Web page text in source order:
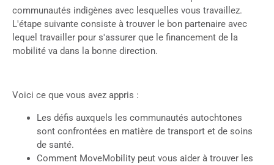
communautés indigènes avec lesquelles vous travaillez.
L'étape suivante consiste à trouver le bon partenaire avec
lequel travailler pour s'assurer que le financement de la
mobilité va dans la bonne direction.
Voici ce que vous avez appris :
Les défis auxquels les communautés autochtones
sont confrontées en matière de transport et de soins
de santé.
Comment MoveMobility peut vous aider à trouver les